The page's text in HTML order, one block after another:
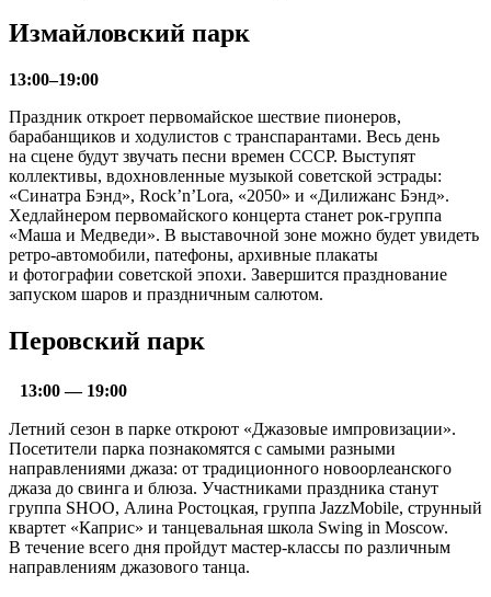
Измайловский парк
13:00–19:00
Праздник откроет первомайское шествие пионеров,
барабанщиков и ходулистов с транспарантами. Весь день
на сцене будут звучать песни времен СССР. Выступят
коллективы, вдохновленные музыкой советской эстрады:
«Синатра Бэнд», Rock’n’Lora, «2050» и «Дилижанс Бэнд».
Хедлайнером первомайского концерта станет рок-группа
«Маша и Медведи». В выставочной зоне можно будет увидеть
ретро-автомобили, патефоны, архивные плакаты
и фотографии советской эпохи. Завершится празднование
запуском шаров и праздничным салютом.
Перовский парк
13:00 — 19:00
Летний сезон в парке откроют «Джазовые импровизации».
Посетители парка познакомятся с самыми разными
направлениями джаза: от традиционного новоорлеанского
джаза до свинга и блюза. Участниками праздника станут
группа SHOO, Алина Ростоцкая, группа JazzMobile, струнный
квартет «Каприс» и танцевальная школа Swing in Moscow.
В течение всего дня пройдут мастер-классы по различным
направлениям джазового танца.